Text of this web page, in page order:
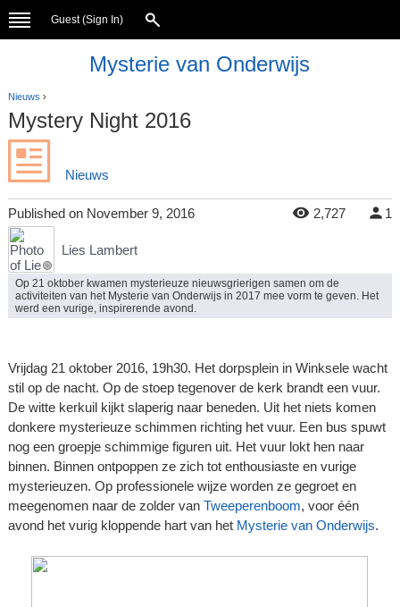
Guest (Sign In)
Mysterie van Onderwijs
Nieuws ›
Mystery Night 2016
Nieuws
Published on November 9, 2016 2,727 1
Lies Lambert
Op 21 oktober kwamen mysterieuze nieuwsgrierigen samen om de
activiteiten van het Mysterie van Onderwijs in 2017 mee vorm te geven. Het
werd een vurige, inspirerende avond.
Vrijdag 21 oktober 2016, 19h30. Het dorpsplein in Winksele wacht
stil op de nacht. Op de stoep tegenover de kerk brandt een vuur.
De witte kerkuil kijkt slaperig naar beneden. Uit het niets komen
donkere mysterieuze schimmen richting het vuur. Een bus spuwt
nog een groepje schimmige figuren uit. Het vuur lokt hen naar
binnen. Binnen ontpoppen ze zich tot enthousiaste en vurige
mysterieuzen. Op professionele wijze worden ze gegroet en
meegenomen naar de zolder van Tweeperenboom, voor één
avond het vurig kloppende hart van het Mysterie van Onderwijs.